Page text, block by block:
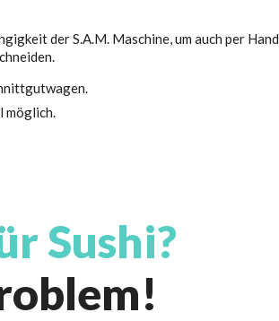
der S.A.M. Maschine, um auch per Hand
möglich.
Sushi?